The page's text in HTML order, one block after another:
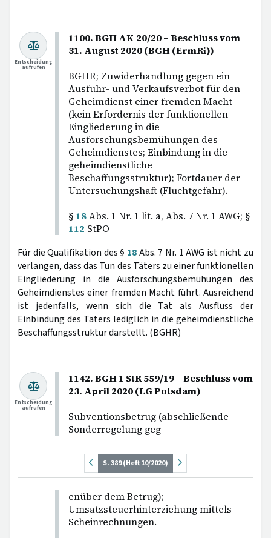
1100. BGH AK 20/20 – Beschluss vom
31. August 2020 (BGH (ErmRi))
BGHR; Zuwiderhandlung gegen ein
Ausfuhr- und Verkaufsverbot für den
Geheimdienst einer fremden Macht
(kein Erfordernis der funktionellen
Eingliederung in die
Ausforschungsbemühungen des
Geheimdienstes; Einbindung in die
geheimdienstliche
Beschaffungsstruktur); Fortdauer der
Untersuchungshaft (Fluchtgefahr).
§ 18Abs. 1 Nr. 1 lit. a, Abs. 7 Nr. 1 AWG; §
112 StPO
Entscheidung
aufrufen
Für die Qualifikation des § 18Abs. 7 Nr. 1 AWG ist nicht zu
verlangen, dass das Tun des Täters zu einer funktionellen
Eingliederung in die Ausforschungsbemühungen des
Geheimdienstes einer fremden Macht führt. Ausreichend
ist jedenfalls, wenn sich die Tat als Ausfluss der
Einbindung des Täters lediglich in die geheimdienstliche
Beschaffungsstruktur darstellt. (BGHR)
1142. BGH 1 StR 559/19 – Beschluss vom
23. April 2020 (LG Potsdam)
Subventionsbetrug (abschließende
Sonderregelung geg-
Entscheidung
aufrufen
S. 389 (Heft 10/2020)
enüber dem Betrug);
Umsatzsteuerhinterziehung mittels
Scheinrechnungen.